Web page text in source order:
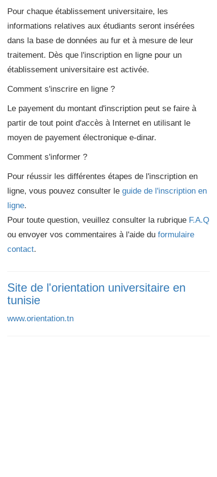
Pour chaque établissement universitaire, les
informations relatives aux étudiants seront insérées
dans la base de données au fur et à mesure de leur
traitement. Dès que l'inscription en ligne pour un
établissement universitaire est activée.
Comment s'inscrire en ligne ?
Le payement du montant d'inscription peut se faire à
partir de tout point d'accès à Internet en utilisant le
moyen de payement électronique e-dinar.
Comment s'informer ?
Pour réussir les différentes étapes de l'inscription en
ligne, vous pouvez consulter le guide de l'inscription en
ligne.
Pour toute question, veuillez consulter la rubrique F.A.Q
ou envoyer vos commentaires à l'aide du formulaire
contact.
Site de l'orientation universitaire en
tunisie
www.orientation.tn